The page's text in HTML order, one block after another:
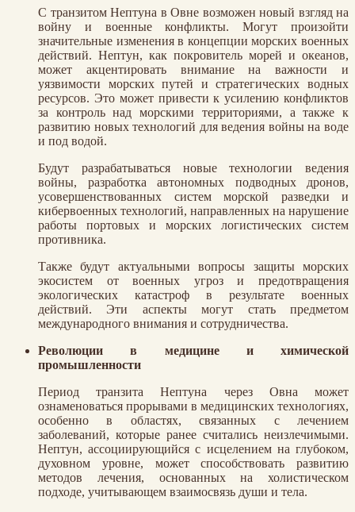
С транзитом Нептуна в Овне возможен новый взгляд на
войну и военные конфликты. Могут произойти
значительные изменения в концепции морских военных
действий. Нептун, как покровитель морей и океанов,
может акцентировать внимание на важности и
уязвимости морских путей и стратегических водных
ресурсов. Это может привести к усилению конфликтов
за контроль над морскими территориями, а также к
развитию новых технологий для ведения войны на воде
и под водой.
Будут разрабатываться новые технологии ведения
войны, разработка автономных подводных дронов,
усовершенствованных систем морской разведки и
кибервоенных технологий, направленных на нарушение
работы портовых и морских логистических систем
противника.
Также будут актуальными вопросы защиты морских
экосистем от военных угроз и предотвращения
экологических катастроф в результате военных
действий. Эти аспекты могут стать предметом
международного внимания и сотрудничества.
Революции в медицине и химической
промышленности
Период транзита Нептуна через Овна может
ознаменоваться прорывами в медицинских технологиях,
особенно в областях, связанных с лечением
заболеваний, которые ранее считались неизлечимыми.
Нептун, ассоциирующийся с исцелением на глубоком,
духовном уровне, может способствовать развитию
методов лечения, основанных на холистическом
подходе, учитывающем взаимосвязь души и тела.